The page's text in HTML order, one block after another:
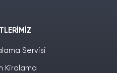
Servisi
Kiralama